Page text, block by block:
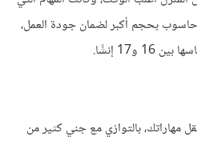
بحجم أكبر لضمان جودة العمل،
و17 إنشًا.
مهاراتك، بالتوازي مع جني كثير من